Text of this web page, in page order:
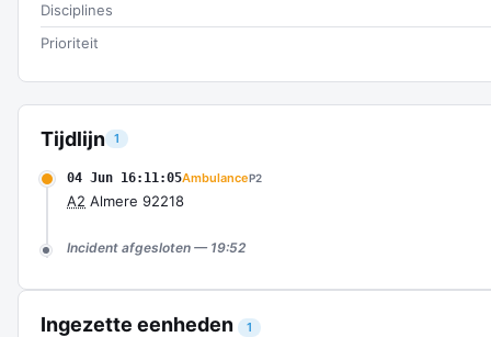
Tijdlijn 1
04 Jun 16:11:05AmbulanceP2
A2 Almere 92218
Incident afgesloten — 19:52
Ingezette eenheden 1
Disciplines
Prioriteit